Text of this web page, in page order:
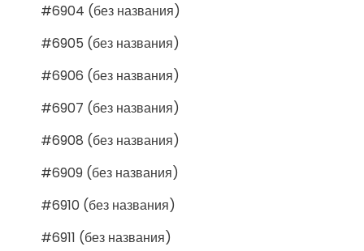
#6904 (без названия)
#6905 (без названия)
#6906 (без названия)
#6907 (без названия)
#6908 (без названия)
#6909 (без названия)
#6910 (без названия)
#6911 (без названия)